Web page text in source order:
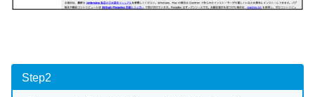
Step2